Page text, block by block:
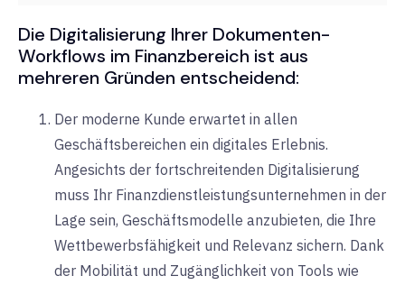
Die Digitalisierung Ihrer Dokumenten-
Workflows im Finanzbereich ist aus
mehreren Gründen entscheidend:
Der moderne Kunde erwartet in allen
Geschäftsbereichen ein digitales Erlebnis.
Angesichts der fortschreitenden Digitalisierung
muss Ihr Finanzdienstleistungsunternehmen in der
Lage sein, Geschäftsmodelle anzubieten, die Ihre
Wettbewerbsfähigkeit und Relevanz sichern. Dank
der Mobilität und Zugänglichkeit von Tools wie